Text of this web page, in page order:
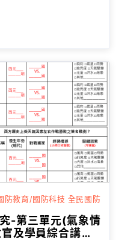
防教育/國防科技 全民國防
-第三單元(氣象情
及學員綜合講義4